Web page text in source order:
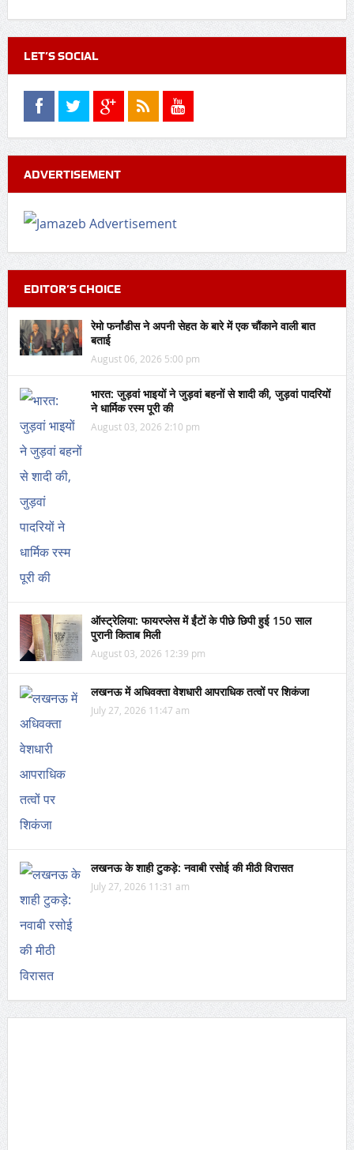
LET’S SOCIAL
ADVERTISEMENT
EDITOR’S CHOICE
रेमो फर्नांडीस ने अपनी सेहत के बारे में एक चौंकाने वाली बात
बताई
August 06, 2026 5:00 pm
भारत: जुड़वां भाइयों ने जुड़वां बहनों से शादी की, जुड़वां पादरियों
ने धार्मिक रस्म पूरी की
August 03, 2026 2:10 pm
ऑस्ट्रेलिया: फायरप्लेस में ईंटों के पीछे छिपी हुई 150 साल
पुरानी किताब मिली
August 03, 2026 12:39 pm
लखनऊ में अधिवक्ता वेशधारी आपराधिक तत्वों पर शिकंजा
July 27, 2026 11:47 am
लखनऊ के शाही टुकड़े: नवाबी रसोई की मीठी विरासत
July 27, 2026 11:31 am